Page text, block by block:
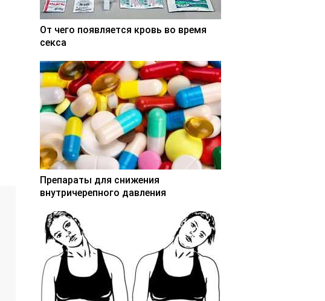
От чего появляется кровь во время
секса
Препараты для снижения
внутричерепного давления